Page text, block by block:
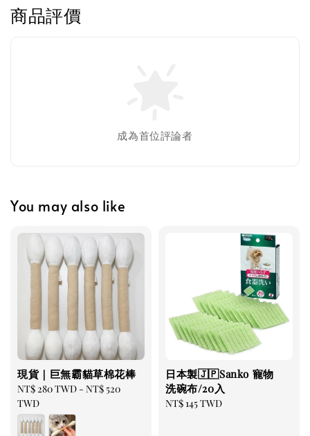
商品評價
成為首位評論者
You may also like
現貨｜巨無霸貓草棉花棒
Regular
price
NT$ 280 TWD - NT$ 520
TWD
日本製🇯🇵Sanko 寵物
洗碗布/20入
Regular
NT$ 145 TWD